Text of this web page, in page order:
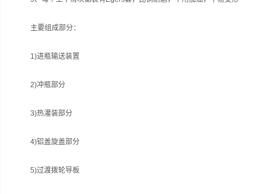
主要组成部分：
1)进瓶输送装置
2)冲瓶部分
3)热灌装部分
4)铝盖旋盖部分
5)过渡拨轮导板